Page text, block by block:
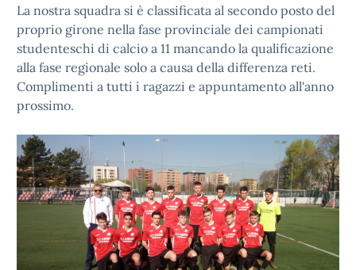
La nostra squadra si è classificata al secondo posto del
proprio girone nella fase provinciale dei campionati
studenteschi di calcio a 11 mancando la qualificazione
alla fase regionale solo a causa della differenza reti.
Complimenti a tutti i ragazzi e appuntamento all'anno
prossimo.